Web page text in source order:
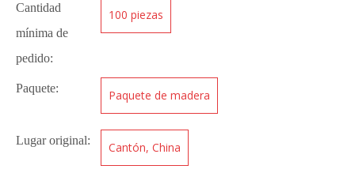
Cantidad
mínima de
pedido:
100 piezas
Paquete: Paquete de madera
Lugar original: Cantón, China